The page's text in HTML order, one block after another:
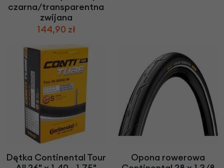
czarna/transparentna
zwijana
144,90 zł
Dętka Continental Tour
Opona rowerowa